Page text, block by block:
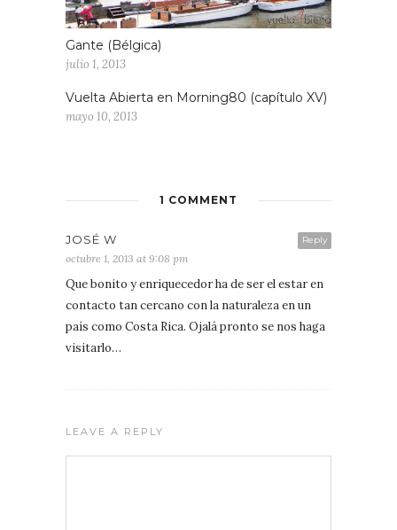
Gante (Bélgica)
julio 1, 2013
Vuelta Abierta en Morning80 (capítulo XV)
mayo 10, 2013
1 COMMENT
Reply
JOSÉ W
octubre 1, 2013 at 9:08 pm
Que bonito y enriquecedor ha de ser el estar en
contacto tan cercano con la naturaleza en un
país como Costa Rica. Ojalá pronto se nos haga
visitarlo…
LEAVE A REPLY